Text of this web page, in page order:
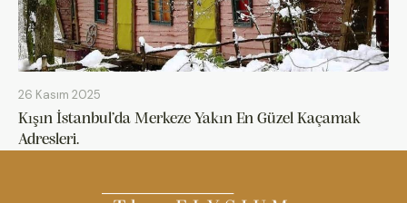
26 Kasım 2025
Kışın İstanbul’da Merkeze Yakın En Güzel Kaçamak
Adresleri.